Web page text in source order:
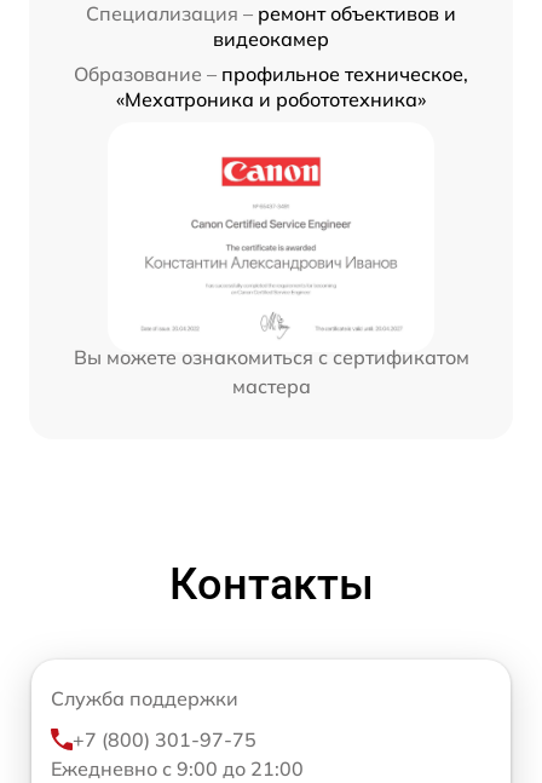
Специализация – ремонт объективов и
видеокамер
Образование – профильное техническое,
«Мехатроника и робототехника»
Вы можете ознакомиться с сертификатом
мастера
Контакты
Служба поддержки
+7 (800) 301-97-75
Ежедневно с 9:00 до 21:00